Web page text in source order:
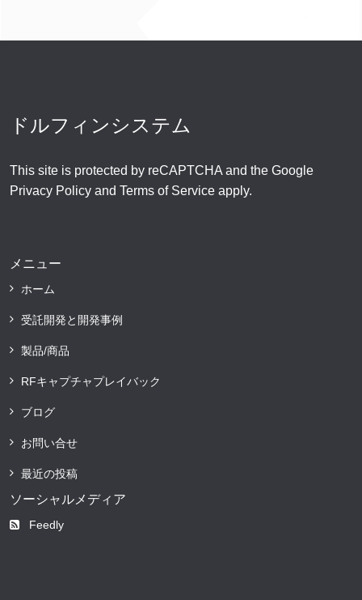
ドルフィンシステム
This site is protected by reCAPTCHA and the Google
Privacy Policy and Terms of Service apply.
メニュー
ホーム
受託開発と開発事例
製品/商品
RFキャプチャプレイバック
ブログ
お問い合せ
最近の投稿
ソーシャルメディア
Feedly